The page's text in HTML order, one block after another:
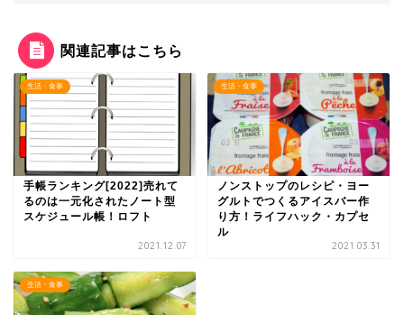
関連記事はこちら
生活・食事
手帳ランキング[2022]売れて
るのは一元化されたノート型
スケジュール帳！ロフト
2021.12.07
生活・食事
ノンストップのレシピ・ヨー
グルトでつくるアイスバー作
り方！ライフハック・カプセ
ル
2021.03.31
生活・食事